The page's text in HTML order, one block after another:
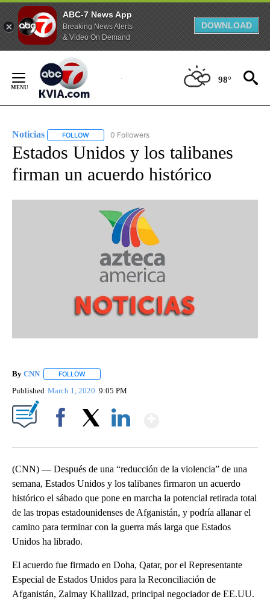
ABC-7 News App
Breaking News Alerts
& Video On Demand
DOWNLOAD
Content
98°
Noticias FOLLOW FOLLOW "NOTICIAS" TO RECEIVE NOTIFICATIONS
0 Followers
Estados Unidos y los talibanes
firman un acuerdo histórico
By CNN FOLLOW
Published March 1, 2020 9:05 PM
(CNN) — Después de una “reducción de la violencia” de una
semana, Estados Unidos y los talibanes firmaron un acuerdo
histórico el sábado que pone en marcha la potencial retirada total
de las tropas estadounidenses de Afganistán, y podría allanar el
camino para terminar con la guerra más larga que Estados
Unidos ha librado.
El acuerdo fue firmado en Doha, Qatar, por el Representante
Especial de Estados Unidos para la Reconciliación de
Afganistán, Zalmay Khalilzad, principal negociador de EE.UU.